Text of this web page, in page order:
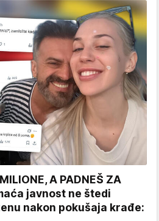
A PADNEŠ ZA
javnost ne štedi
nakon pokušaja krađe: